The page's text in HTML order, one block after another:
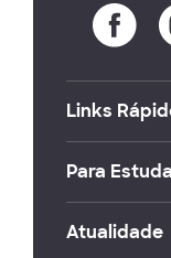
Links
Para
Atualidade